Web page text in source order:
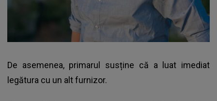
De asemenea, primarul susține că a luat imediat
legătura cu un alt furnizor.